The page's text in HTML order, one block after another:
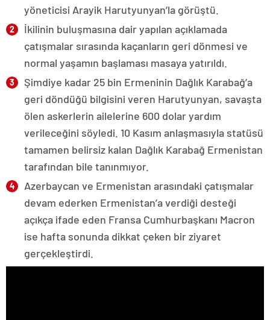
yöneticisi Arayik Harutyunyan’la görüştü.
İkilinin buluşmasına dair yapılan açıklamada
çatışmalar sırasında kaçanların geri dönmesi ve
normal yaşamın başlaması masaya yatırıldı.
Şimdiye kadar 25 bin Ermeninin Dağlık Karabağ’a
geri döndüğü bilgisini veren Harutyunyan, savaşta
ölen askerlerin ailelerine 600 dolar yardım
verileceğini söyledi. 10 Kasım anlaşmasıyla statüsü
tamamen belirsiz kalan Dağlık Karabağ Ermenistan
tarafından bile tanınmıyor.
Azerbaycan ve Ermenistan arasındaki çatışmalar
devam ederken Ermenistan’a verdiği desteği
açıkça ifade eden Fransa Cumhurbaşkanı Macron
ise hafta sonunda dikkat çeken bir ziyaret
gerçekleştirdi.